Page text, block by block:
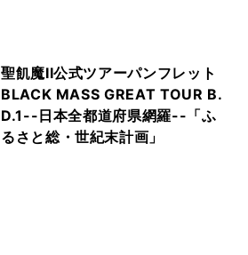
聖飢魔II公式ツアーパンフレット
BLACK MASS GREAT TOUR B.
D.1--日本全都道府県網羅--「ふ
るさと総・世紀末計画」